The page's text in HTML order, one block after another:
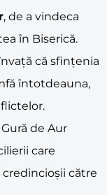
, de a vindeca
în Biserică.
că sfințenia
întotdeauna,
de Aur
care
credincioșii către